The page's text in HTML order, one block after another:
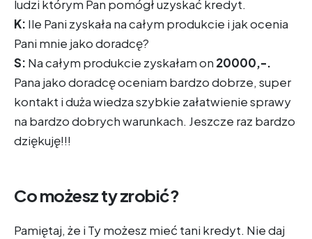
ludzi którym Pan pomógł uzyskać kredyt.
K: Ile Pani zyskała na całym produkcie i jak ocenia
Pani mnie jako doradcę?
S: Na całym produkcie zyskałam on 20000,-.
Pana jako doradcę oceniam bardzo dobrze, super
kontakt i duża wiedza szybkie załatwienie sprawy
na bardzo dobrych warunkach. Jeszcze raz bardzo
dziękuję!!!
Co możesz ty zrobić?
Pamiętaj, że i Ty możesz mieć tani kredyt. Nie daj